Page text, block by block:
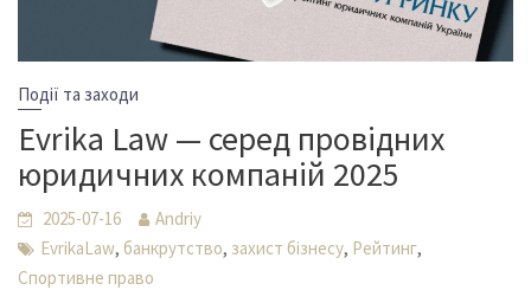
Події та заходи
Evrika Law — серед провідних
юридичних компаній 2025
2025-07-16
Andriy
EvrikaLaw, банкрутство, захист бізнесу, Рейтинг,
Спортивне право